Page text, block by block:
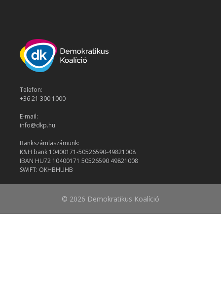
Telefon:
+36 21 300 1000
E-mail:
info@dkp.hu
Bankszámlaszámunk:
K&H bank 10400171-50526590-49821008
IBAN HU72 10400171 50526590 49821008
SWIFT: OKHBHUHB
© 2026 Demokratikus Koalíció